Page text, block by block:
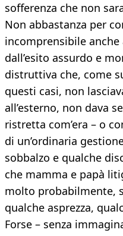
sofferenza che non
Non abbastanza per
incomprensibile
dall’esito assurdo e
distruttiva che, come
questi casi, non
all’esterno, non dava
ristretta com’era – o
di un’ordinaria
sobbalzo e qualche
che mamma e papà
molto probabilmente,
qualche asprezza,
Forse – senza